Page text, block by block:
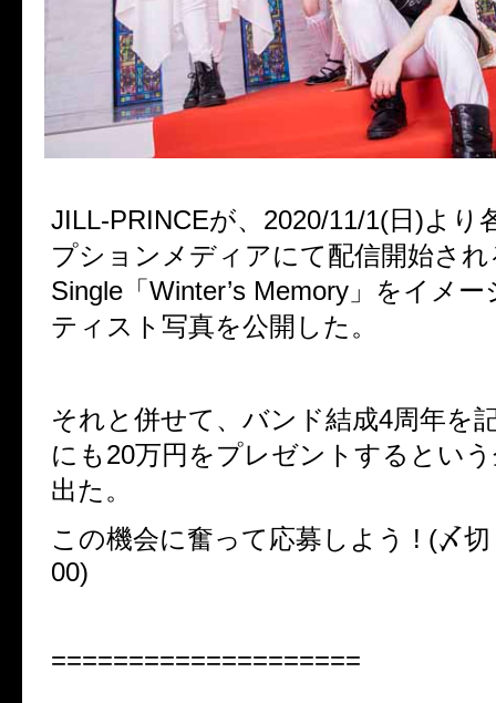
JILL-PRINCEが、2020/11/1(日)より
プションメディアにて配信開始され
Single「Winter’s Memory」をイメ
ティスト写真を公開した。
それと併せて、バンド結成4周年を
にも20万円をプレゼントするとい
出た。
この機会に奮って応募しよう ! (〆
00)
====================